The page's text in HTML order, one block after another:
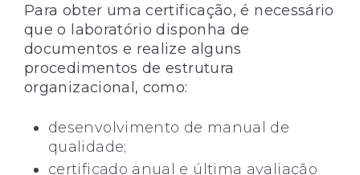
Para obter uma certificação, é necessário
que o laboratório disponha de
documentos e realize alguns
procedimentos de estrutura
organizacional, como:
desenvolvimento de manual de
qualidade;
certificado anual e última avaliação